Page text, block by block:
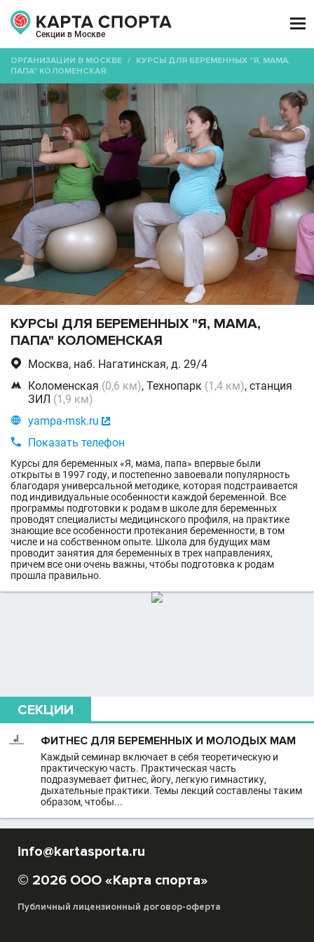
Секции в Москве

ОРГАНИЗАЦИИ В МОСКВЕ / КУРСЫ ДЛЯ БЕРЕМЕННЫХ "Я, МАМА,
ПАПА" КОЛОМЕНСКАЯ
КУРСЫ ДЛЯ БЕРЕМЕННЫХ "Я, МАМА,
ПАПА" КОЛОМЕНСКАЯ
 Москва, наб. Нагатинская, д. 29/4
 Коломенская (0,6 км), Технопарк (1,4 км), станция
ЗИЛ (1,9 км)
 yampa-msk.ru 

Показать телефон
Курсы для беременных «Я, мама, папа» впервые были
открыты в 1997 году, и постепенно завоевали популярность
благодаря универсальной методике, которая подстраивается
под индивидуальные особенности каждой беременной. Все
программы подготовки к родам в школе для беременных
проводят специалисты медицинского профиля, на практике
знающие все особенности протекания беременности, в том
числе и на собственном опыте. Школа для будущих мам
проводит занятия для беременных в трех направлениях,
причем все они очень важны, чтобы подготовка к родам
прошла правильно.
СЕКЦИИ
ФИТНЕС ДЛЯ БЕРЕМЕННЫХ И МОЛОДЫХ МАМ
Каждый семинар включает в себя теоретическую и
практическую часть. Практическая часть
подразумевает фитнес, йогу, легкую гимнастику,
дыхательные практики. Темы лекций составлены таким
образом, чтобы...
info@kartasporta.ru
© 2026 ООО «Карта спорта»
Публичный лицензионный договор-оферта